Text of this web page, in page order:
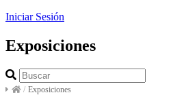
Iniciar Sesión
Exposiciones
/ Exposiciones